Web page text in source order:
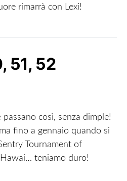
rimarrà con Lexi!
51, 52
passano così, senza dimple!
fino a gennaio quando si
Tournament of
teniamo duro!